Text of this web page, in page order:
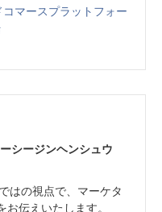
コマースプラットフォー
シージンヘンシュウ
はの視点で、マーケタ
伝えいたします。